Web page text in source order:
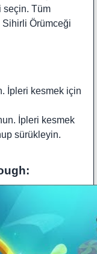
seçin. Tüm
Örümceği
İpleri kesmek için
İpleri kesmek
sürükleyin.